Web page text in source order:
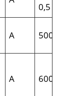
0,5
A 500
A 6000